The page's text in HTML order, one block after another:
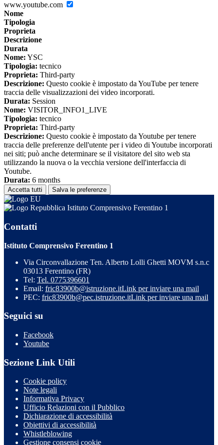
www.youtube.com
Nome
Tipologia
Proprieta
Descrizione
Durata
Nome: YSC
Tipologia: tecnico
Proprieta: Third-party
Descrizione: Questo cookie è impostato da YouTube per tenere
traccia delle visualizzazioni dei video incorporati.
Durata: Session
Nome: VISITOR_INFO1_LIVE
Tipologia: tecnico
Proprieta: Third-party
Descrizione: Questo cookie è impostato da Youtube per tenere
traccia delle preferenze dell'utente per i video di Youtube incorporati
nei siti; può anche determinare se il visitatore del sito web sta
utilizzando la nuova o la vecchia versione dell'interfaccia di
Youtube.
Durata: 6 months
Accetta tutti Salva le preferenze
Istituto Comprensivo Ferentino 1
Contatti
Istituto Comprensivo Ferentino 1
Via Circonvallazione Ten. Alberto Lolli Ghetti MOVM s.n.c
03013 Ferentino (FR)
Tel: Tel. 0775396601
Email: fric83900b@istruzione.itLink per inviare una mail
PEC: fric83900b@pec.istruzione.itLink per inviare una mail
Seguici su
Facebook
Youtube
Sezione Link Utili
Cookie policy
Note legali
Informativa Privacy
Ufficio Relazioni con il Pubblico
Dichiarazione di accessibilità
Obiettivi di accessibilità
Whistleblowing
Gestione consensi cookie